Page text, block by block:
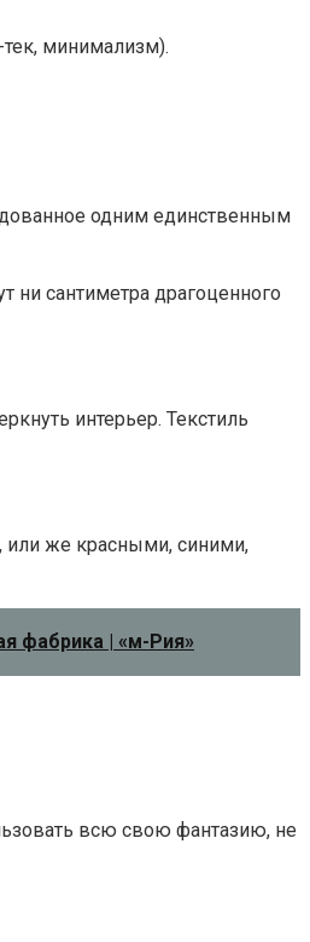
минимализм).
одним единственным
ни сантиметра драгоценного
интерьер. Текстиль
или же красными, синими,
фабрика | «м-Рия»
всю свою фантазию, не